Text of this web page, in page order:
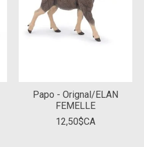
Papo - Orignal/ELAN
FEMELLE
12,50$CA